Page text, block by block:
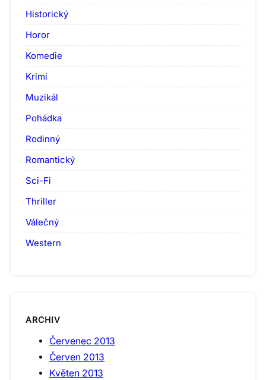
Historický
Horor
Komedie
Krimi
Muzikál
Pohádka
Rodinný
Romantický
Sci-Fi
Thriller
Válečný
Western
ARCHIV
Červenec 2013
Červen 2013
Květen 2013